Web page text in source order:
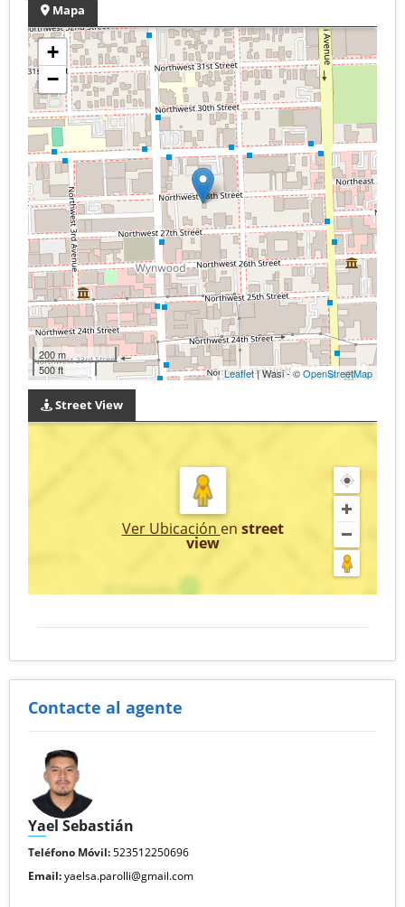
Mapa
+
−
200 m
500 ft
Leaflet| Wasi - ©OpenStreetMap
Street View
Ver Ubicación en street
view
Contacte al agente
Yael Sebastián
Teléfono Móvil:523512250696
Email:yaelsa.parolli@gmail.com